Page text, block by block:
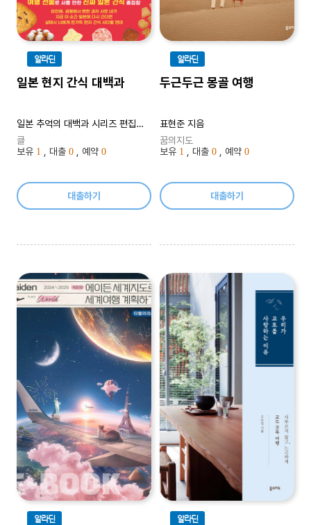
알라딘
일본 현지 간식 대백과
일본 추억의 대백과 시리즈 편집부 지음, 수키 옮김
클
보유 1 , 대출 0 , 예약 0
대출하기
알라딘
두근두근 몽골 여행
표현준 지음
꿈의지도
보유 1 , 대출 0 , 예약 0
대출하기
알라딘 알라딘